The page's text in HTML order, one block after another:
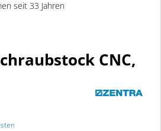
seit 33 Jahren
CNC,